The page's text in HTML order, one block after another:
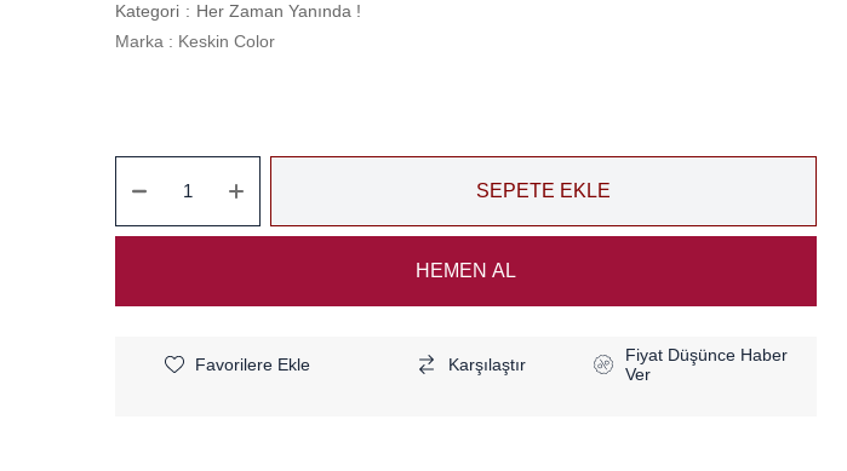
Kategori : Her Zaman Yanında !
Marka : Keskin Color
Favorilere Ekle Karşılaştır
Fiyat Düşünce Haber
Ver